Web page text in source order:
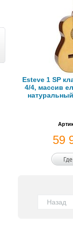
Esteve 1 SP
4/4, массив
59
Назад